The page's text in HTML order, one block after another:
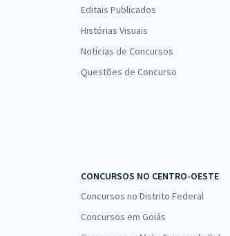
Editais Publicados
Histórias Visuais
Notícias de Concursos
Questões de Concurso
CONCURSOS NO CENTRO-OESTE
Concursos no Distrito Federal
Concursos em Goiás